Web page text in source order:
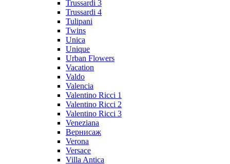
Trussardi 3
Trussardi 4
Tulipani
Twins
Unica
Unique
Urban Flowers
Vacation
Valdo
Valencia
Valentino Ricci 1
Valentino Ricci 2
Valentino Ricci 3
Veneziana
Вернисаж
Verona
Versace
Villa Antica